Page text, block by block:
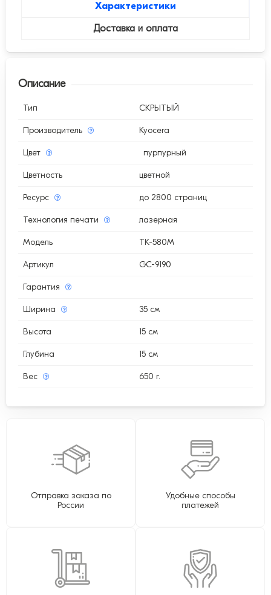
Характеристики
Доставка и оплата
Описание
Тип СКРЫТЫЙ
Производитель Kyocera
Цвет пурпурный
Цветность цветной
Ресурс до 2800 страниц
Технология печати лазерная
Модель TK-580M
Артикул GC-9190
Гарантия
Ширина 35 см
Высота 15 см
Глубина 15 см
Вес 650 г.
Отправка заказа по
России
Удобные способы
платежей